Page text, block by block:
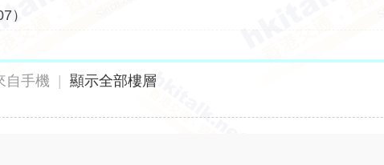
）
自手機 顯示全部樓層